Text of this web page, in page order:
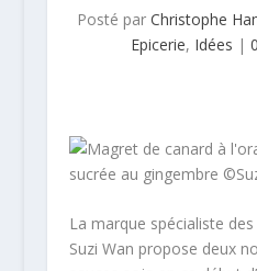
Posté parChristophe
Epicerie, Idées | 0
La marque spécialiste
Suzi Wan propose deux